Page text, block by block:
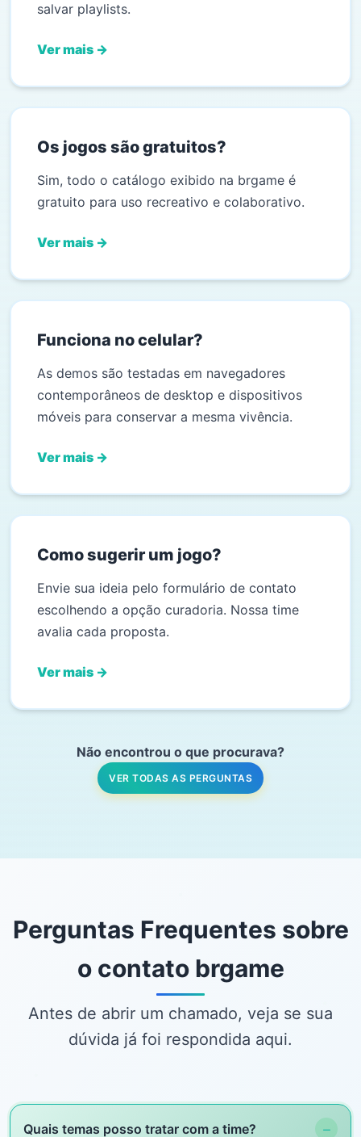
salvar playlists.
Ver mais →
Os jogos são gratuitos?
Sim, todo o catálogo exibido na brgame é
gratuito para uso recreativo e colaborativo.
Ver mais →
Funciona no celular?
As demos são testadas em navegadores
contemporâneos de desktop e dispositivos
móveis para conservar a mesma vivência.
Ver mais →
Como sugerir um jogo?
Envie sua ideia pelo formulário de contato
escolhendo a opção curadoria. Nossa time
avalia cada proposta.
Ver mais →
Não encontrou o que procurava?
VER TODAS AS PERGUNTAS
Perguntas Frequentes sobre
o contato brgame
Antes de abrir um chamado, veja se sua
dúvida já foi respondida aqui.
Quais temas posso tratar com a time? −